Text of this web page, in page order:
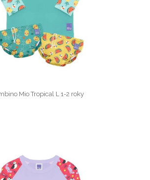
Mio Tropical L 1-2 roky